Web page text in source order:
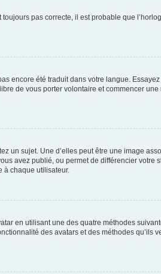
pas correcte, il est probable que
encore été traduit dans votre langue.
de vous porter volontaire et commencer
un sujet. Une d’elles peut être une image
avez publié, ou permet de différencier votre
à chaque utilisateur.
en utilisant une des quatre méthodes
des avatars et des méthodes